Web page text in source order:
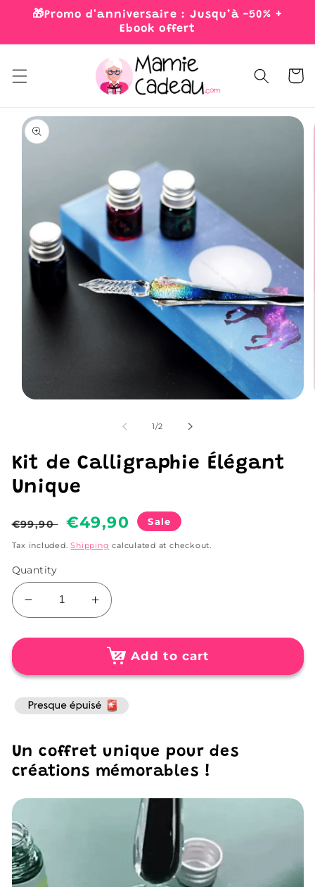
Skip to
🎁Promo d'anniversaire : Jusqu’à -50% +
Ebook offert
Cart
Skip to
product
information
1/of
2
Kit de Calligraphie Élégant
Unique
Regular
price
€99,90
Sale
price
€49,90 Sale
Tax included.Shipping calculated at checkout.
Quantity
Decrease
quantity
for
de
Élégant
Increase
quantity
for
Kit
de
Élégant
Add to cart
Un coffret unique pour des
créations mémorables !